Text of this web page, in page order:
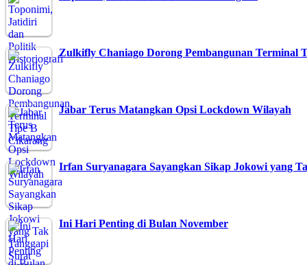
Zulkifly Chaniago Dorong Pembangunan Terminal
Jabar Terus Matangkan Opsi Lockdown Wilayah
Irfan Suryanagara Sayangkan Sikap Jokowi yang
Ini Hari Penting di Bulan November